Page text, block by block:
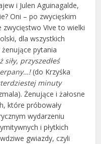
i Julen Aguinagalde,
Oni – po zwycięskim
Vive to wielki
dla wszystkich
żenujące pytania
siły, przyszedłeś
(do Krzyśka
minuty
Żenujące i żałosne
które próbowały
wydarzeniu
i płytkich
gwiazdy, czyli